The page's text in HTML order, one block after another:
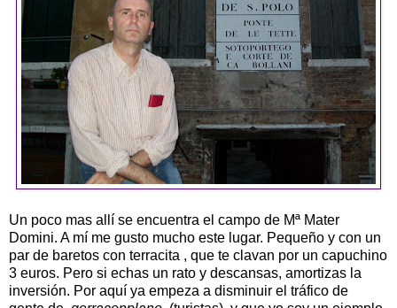
Un poco mas allí se encuentra el campo de Mª Mater
Domini. A mí me gusto mucho este lugar. Pequeño y con un
par de baretos con terracita , que te clavan por un capuchino
3 euros. Pero si echas un rato y descansas, amortizas la
inversión. Por aquí ya empeza a disminuir el tráfico de